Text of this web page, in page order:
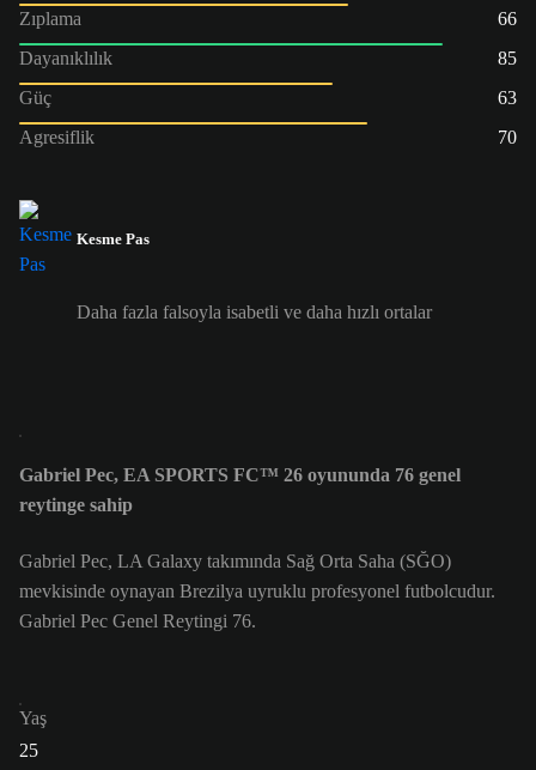
Zıplama
66
Dayanıklılık
85
Güç
63
Agresiflik
70
Kesme Pas
Daha fazla falsoyla isabetli ve daha hızlı ortalar
Gabriel Pec, EA SPORTS FC™ 26 oyununda 76 genel
reytinge sahip
Gabriel Pec, LA Galaxy takımında Sağ Orta Saha (SĞO)
mevkisinde oynayan Brezilya uyruklu profesyonel futbolcudur.
Gabriel Pec Genel Reytingi 76.
Yaş
25